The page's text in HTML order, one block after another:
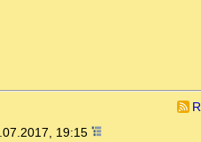
19:15